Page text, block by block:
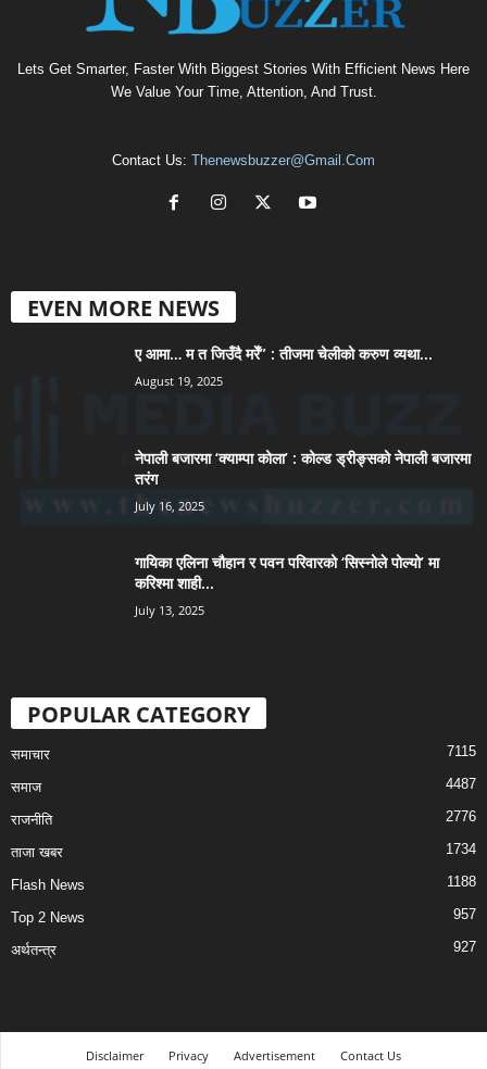
Lets Get Smarter, Faster With Biggest Stories With Efficient News Here
We Value Your Time, Attention, And Trust.
Contact Us: Thenewsbuzzer@gmail.com
EVEN MORE NEWS
ए आमा… म त जिउँदै मरेँ” : तीजमा चेलीको करुण व्यथा...
August 19, 2025
नेपाली बजारमा ‘क्याम्पा कोला’ : कोल्ड ड्रीङ्सको नेपाली बजारमा
तरंग
July 16, 2025
गायिका एलिना चौहान र पवन परिवारको ‘सिस्नोले पोल्यो’ मा
करिश्मा शाही...
July 13, 2025
POPULAR CATEGORY
समाचार 7115
समाज 4487
राजनीति 2776
ताजा खबर 1734
Flash News 1188
Top 2 News 957
अर्थतन्त्र 927
Disclaimer Privacy Advertisement Contact Us